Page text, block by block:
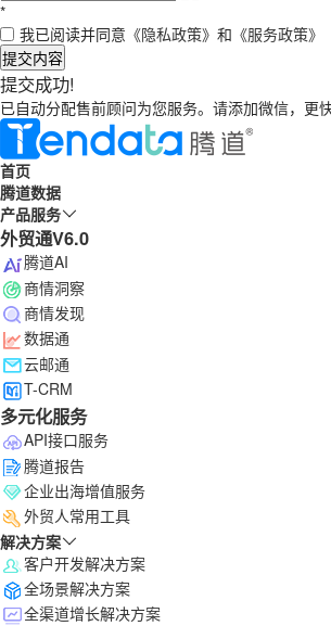
*
我已阅读并同意 《隐私政策》 和 《服务政策》
提交内容
提交成功!
已自动分配售前顾问为您服务。请添加微信，更
首页
腾道数据
产品服务
外贸通V6.0
腾道AI
商情洞察
商情发现
数据通
云邮通
T-CRM
多元化服务
API接口服务
腾道报告
企业出海增值服务
外贸人常用工具
解决方案
客户开发解决方案
全场景解决方案
全渠道增长解决方案